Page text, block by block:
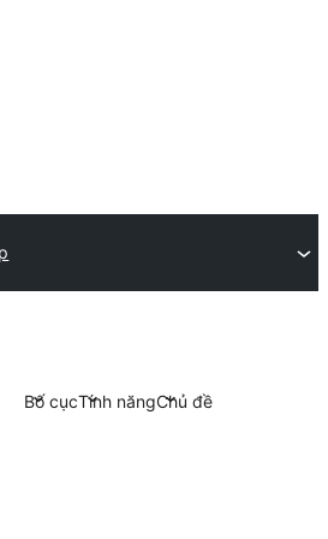
Bố cụcTính năngChủ đề